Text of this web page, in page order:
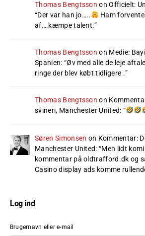
Thomas Bengtsson onOfficielt:
“Der var han jo…..
Ham
af….kæmpe talent.”
Thomas Bengtsson on Medie:
Spanien: “Øv med alle de leje
ringe der blev købt tidligere .”
Thomas Bengtsson on
svineri, Manchester United: “
Søren Simonsen on Kommentar:
Manchester United: “Men lidt
kommentar på oldtrafford.dk og
Casino display ads komme
Log ind
Brugernavn eller e-mail